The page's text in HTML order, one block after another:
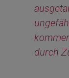
durch